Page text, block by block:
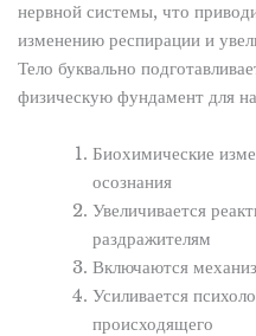
нервной системы, что
изменению респирации и
Тело буквально
физическую фундамент для
Биохимические
осознания
Увеличивается
раздражителям
Включаются
Усиливается
происходящего